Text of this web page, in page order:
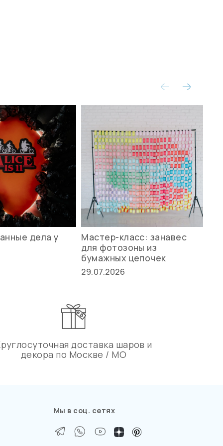
дела у
Мастер-класс: занавес
для фотозоны из
бумажных цепочек
29.07.2026
доставка шаров и
декора по Москве / МО
Мы в соц. сетях